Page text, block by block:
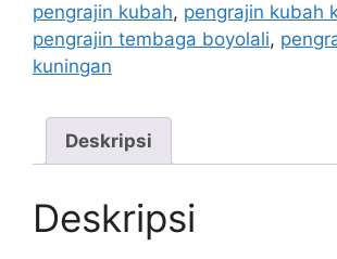
pengrajin kubah, pengrajin kubah
pengrajin tembaga boyolali,
kuningan
Deskripsi
Deskripsi